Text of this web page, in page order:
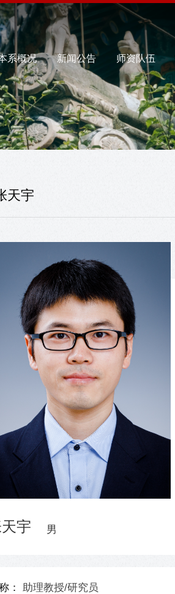
系概况 新闻公告 师资队伍
天宇
宇 男
： 助理教授/研究员